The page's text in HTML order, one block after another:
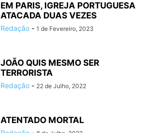
EM PARIS, IGREJA PORTUGUESA
ATACADA DUAS VEZES
Redação - 1 de Fevereiro, 2023
JOÃO QUIS MESMO SER
TERRORISTA
Redação - 22 de Julho, 2022
ATENTADO MORTAL